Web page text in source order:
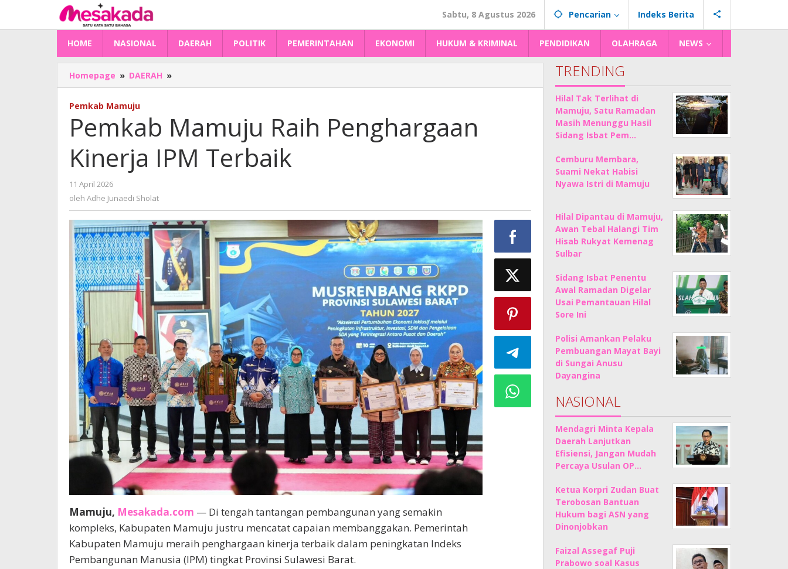
konten
Sabtu, 8 Agustus 2026 Pencarian Indeks Berita
HOME NASIONAL DAERAH POLITIK PEMERINTAHAN EKONOMI HUKUM & KRIMINAL PENDIDIKAN OLAHRAGA NEWS
Homepage » DAERAH »
Mamuju
Kinerja
IPM
Terbaik
Pemkab Mamuju
Pemkab Mamuju Raih Penghargaan
Kinerja IPM Terbaik
11 April 2026
Adhe
oleh Adhe Junaedi Sholat
Mamuju, Mesakada.com — Di tengah tantangan pembangunan yang semakin
kompleks, Kabupaten Mamuju justru mencatat capaian membanggakan. Pemerintah
Kabupaten Mamuju meraih penghargaan kinerja terbaik dalam peningkatan Indeks
Pembangunan Manusia (IPM) tingkat Provinsi Sulawesi Barat.
TRENDING
Hilal Tak Terlihat di
Mamuju, Satu Ramadan
Masih Menunggu Hasil
Sidang Isbat Pem…
Cemburu Membara,
Suami Nekat Habisi
Nyawa Istri di Mamuju
Hilal Dipantau di Mamuju,
Awan Tebal Halangi Tim
Hisab Rukyat Kemenag
Sulbar
Sidang Isbat Penentu
Awal Ramadan Digelar
Usai Pemantauan Hilal
Sore Ini
Polisi Amankan Pelaku
Pembuangan Mayat Bayi
di Sungai Anusu
Dayangina
NASIONAL
Mendagri Minta Kepala
Daerah Lanjutkan
Efisiensi, Jangan Mudah
Percaya Usulan OP…
Ketua Korpri Zudan Buat
Terobosan Bantuan
Hukum bagi ASN yang
Dinonjobkan
Faizal Assegaf Puji
Prabowo soal Kasus